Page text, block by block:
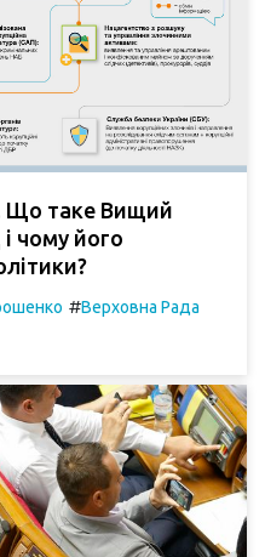
Що таке Вищий
чому його
#Верховна Рада